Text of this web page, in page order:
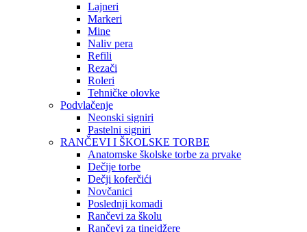
Lajneri
Markeri
Mine
Naliv pera
Refili
Rezači
Roleri
Tehničke olovke
Podvlačenje
Neonski signiri
Pastelni signiri
RANČEVI I ŠKOLSKE TORBE
Anatomske školske torbe za prvake
Dečije torbe
Dečji koferčići
Novčanici
Poslednji komadi
Rančevi za školu
Rančevi za tinejdžere